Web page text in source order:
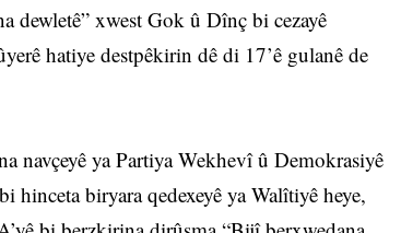
dewletê” xwest Gok û Dînç bi cezayê
hatiye destpêkirin dê di 17’ê gulanê de
navçeyê ya Partiya Wekhevî û Demokrasiyê
biryara qedexeyê ya Walîtiyê heye,